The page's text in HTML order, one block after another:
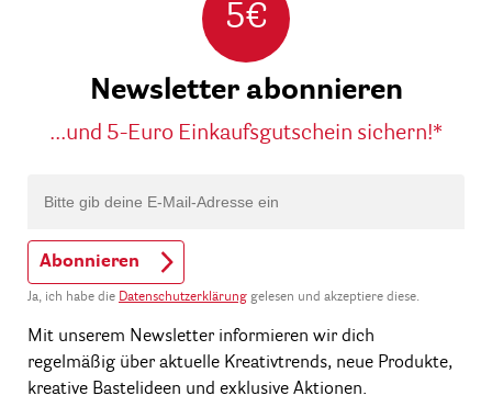
5€
Newsletter abonnieren
...und 5-Euro Einkaufsgutschein sichern!*
Abonnieren
Ja, ich habe die Datenschutzerklärung gelesen und akzeptiere diese.
Mit unserem Newsletter informieren wir dich
regelmäßig über aktuelle Kreativtrends, neue Produkte,
kreative Bastelideen und exklusive Aktionen.